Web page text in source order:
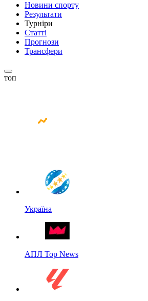
Новини спорту
Результати
Турніри
Статті
Прогнози
Трансфери
топ
Україна
АПЛ Top News